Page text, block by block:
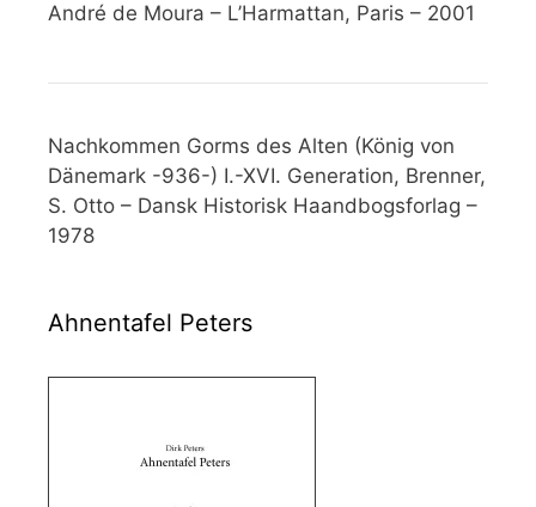
André de Moura – L’Harmattan, Paris – 2001
Nachkommen Gorms des Alten (König von
Dänemark -936-) I.-XVI. Generation, Brenner,
S. Otto – Dansk Historisk Haandbogsforlag –
1978
Ahnentafel Peters